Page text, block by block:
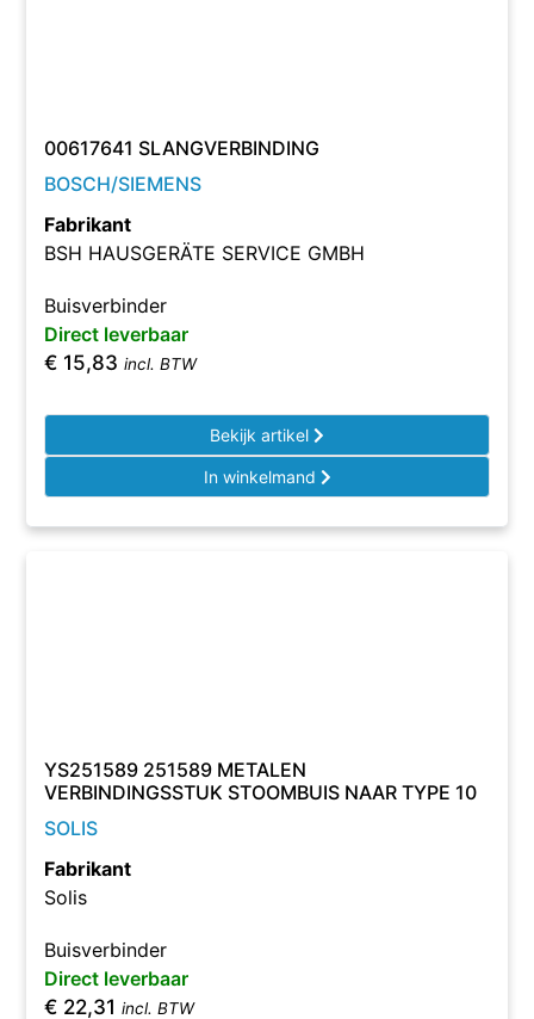
00617641 SLANGVERBINDING
BOSCH/SIEMENS
Fabrikant
BSH HAUSGERÄTE SERVICE GMBH
Buisverbinder
Direct leverbaar
€ 15,83 incl. BTW
Bekijk artikel
In winkelmand
YS251589 251589 METALEN
VERBINDINGSSTUK STOOMBUIS NAAR TYPE 10
SOLIS
Fabrikant
Solis
Buisverbinder
Direct leverbaar
€ 22,31 incl. BTW